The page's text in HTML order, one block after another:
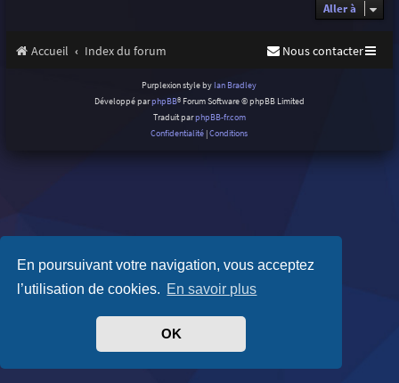
En poursuivant votre navigation, vous acceptez
l’utilisation de cookies. En savoir plus
OK
Aller à
Accueil Index du forum Nous contacter
Purplexion style by Ian Bradley
Développé parphpBB® Forum Software © phpBB Limited
Traduit parphpBB-fr.com
Confidentialité |Conditions